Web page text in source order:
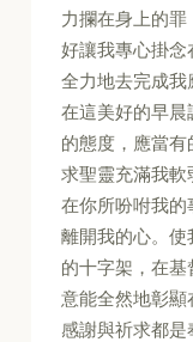
力攔在身上的罪
好讓我專心掛
全力地去完成
在這美好的早
的態度，應當有
求聖靈充滿我
在你所吩咐我
離開我的心。使
的十字架，在
意能全然地彰顯
感謝與祈求都是